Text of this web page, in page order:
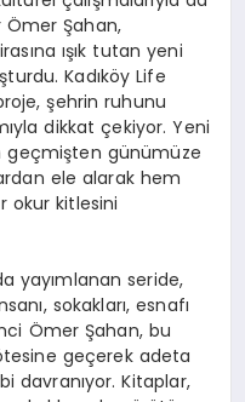
Ömer Şahan,
ışık tutan yeni
Kadıköy Life
şehrin ruhunu
dikkat çekiyor. Yeni
geçmişten günümüze
ele alarak hem
okur kitlesini
yayımlanan seride,
sokakları, esnafı
Ömer Şahan, bu
geçerek adeta
davranıyor. Kitaplar,